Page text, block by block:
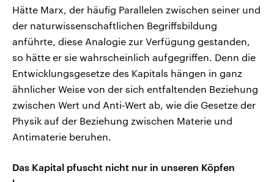
Hätte Marx, der häufig Parallelen zwischen seiner und
der naturwissenschaftlichen Begriffsbildung
anführte, diese Analogie zur Verfügung gestanden,
so hätte er sie wahrscheinlich aufgegriffen. Denn die
Entwicklungsgesetze des Kapitals hängen in ganz
ähnlicher Weise von der sich entfaltenden Beziehung
zwischen Wert und Anti-Wert ab, wie die Gesetze der
Physik auf der Beziehung zwischen Materie und
Antimaterie beruhen.
Das Kapital pfuscht nicht nur in unseren Köpfen